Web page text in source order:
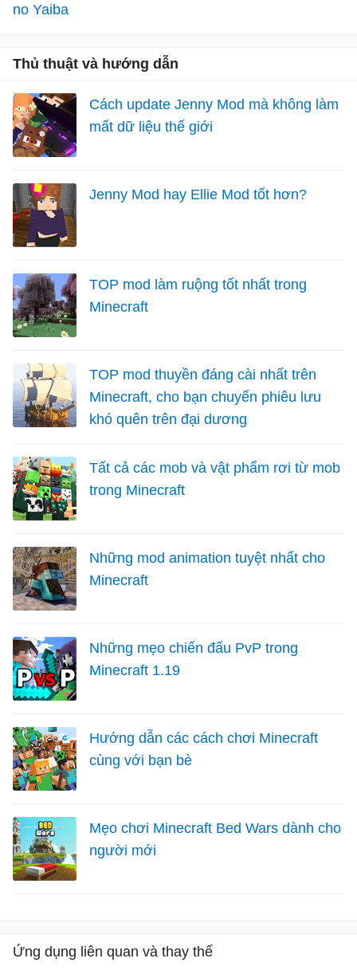
no Yaiba
Thủ thuật và hướng dẫn
Cách update Jenny Mod mà không làm
mất dữ liệu thế giới
Jenny Mod hay Ellie Mod tốt hơn?
TOP mod làm ruộng tốt nhất trong
Minecraft
TOP mod thuyền đáng cài nhất trên
Minecraft, cho bạn chuyến phiêu lưu
khó quên trên đại dương
Tất cả các mob và vật phẩm rơi từ mob
trong Minecraft
Những mod animation tuyệt nhất cho
Minecraft
Những mẹo chiến đấu PvP trong
Minecraft 1.19
Hướng dẫn các cách chơi Minecraft
cùng với bạn bè
Mẹo chơi Minecraft Bed Wars dành cho
người mới
Ứng dụng liên quan và thay thế